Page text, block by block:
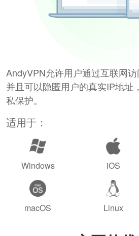
AndyVPN允许用户通过互联网访
并且可以隐匿用户的真实IP地址
私保护。
适用于：
Windows iOS
macOS Linux